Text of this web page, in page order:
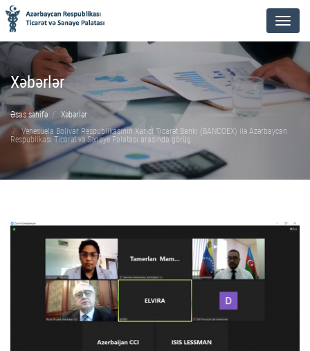
Menu
Xəbərlər
Əsas səhifə
Xəbərlər
Venesuela Bolivar Respublikasının Xarici Ticarət Bankı (BANCOEX) ilə Azərbaycan
Respublikası Ticarət və Sənaye Palatası arasında görüş